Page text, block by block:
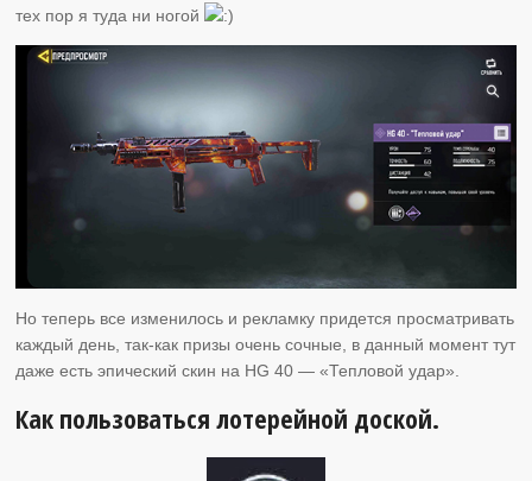
тех пор я туда ни ногой
Но теперь все изменилось и рекламку придется просматривать
каждый день, так-как призы очень сочные, в данный момент тут
даже есть эпический скин на HG 40 — «Тепловой удар».
Как пользоваться лотерейной доской.